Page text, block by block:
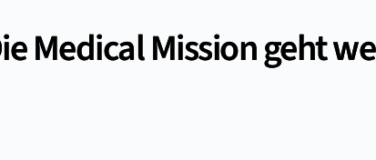
Medical Mission geht